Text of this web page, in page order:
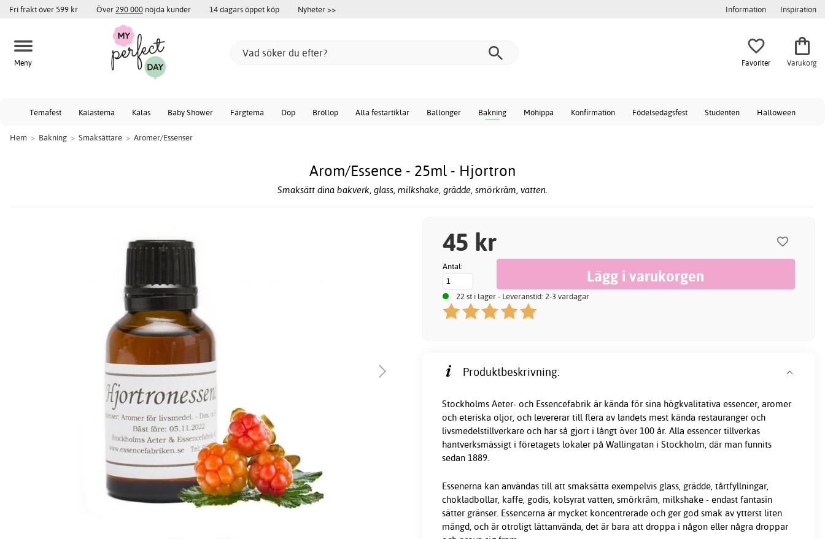
Fri frakt över 599 kr Över 290 000 nöjda kunder 14 dagars öppet köp Nyheter >> Information Inspiration
Meny Favoriter Varukorg
Temafest Kalastema Kalas Baby Shower Färgtema Dop Bröllop Alla festartiklar Ballonger Bakning Möhippa Konfirmation Födelsedagsfest Studenten Halloween
Hem > Bakning > Smaksättare > Aromer/Essenser
Arom/Essence - 25ml - Hjortron
Smaksätt dina bakverk, glass, milkshake, grädde, smörkräm, vatten.
45 kr
Antal:
22 st i lager - Leveranstid: 2-3 vardagar
Produktbeskrivning:
Stockholms Aeter- och Essencefabrik är kända för sina högkvalitativa essencer, aromer
och eteriska oljor, och levererar till flera av landets mest kända restauranger och
livsmedelstillverkare och har så gjort i långt över 100 år. Alla essencer tillverkas
hantverksmässigt i företagets lokaler på Wallingatan i Stockholm, där man funnits
sedan 1889.
Essenerna kan användas till att smaksätta exempelvis glass, grädde, tårtfyllningar,
chokladbollar, kaffe, godis, kolsyrat vatten, smörkräm, milkshake - endast fantasin
sätter gränser. Essencerna är mycket koncentrerade och ger god smak av ytterst liten
mängd, och är otroligt lättanvända, det är bara att droppa i någon eller några droppar